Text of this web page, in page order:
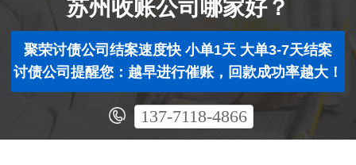
苏州收账公司哪家好？
聚荣讨债公司结案速度快 小单1天 大单3-7天结案
讨债公司提醒您：越早进行催账，回款成功率越大！
137-7118-4866